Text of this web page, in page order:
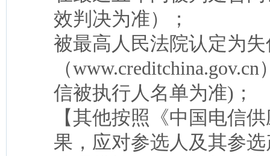
效判决为准）；
被最高人民法院认定为
（
信被执行人名单为准)；
【其他按照《中国电信
果，应对参选人及其参